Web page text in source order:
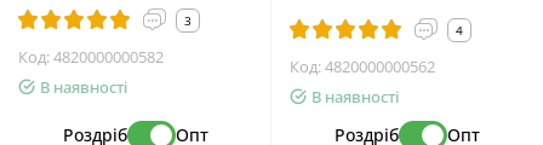
3
Код:4820000000582
В наявності
Роздріб Опт
4
Код:4820000000562
В наявності
Роздріб Опт